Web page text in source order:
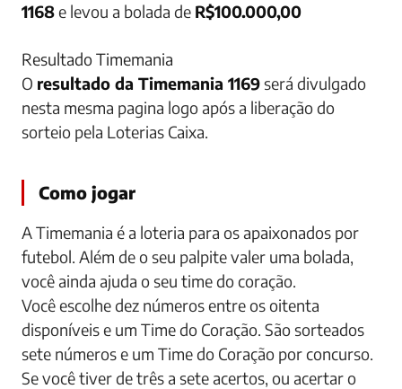
1168e levou a bolada de R$100.000,00
Resultado Timemania
O resultado da Timemania 1169será divulgado
nesta mesma pagina logo após a liberação do
sorteio pela Loterias Caixa.
Como jogar
A Timemania é a loteria para os apaixonados por
futebol. Além de o seu palpite valer uma bolada,
você ainda ajuda o seu time do coração.
Você escolhe dez números entre os oitenta
disponíveis e um Time do Coração. São sorteados
sete números e um Time do Coração por concurso.
Se você tiver de três a sete acertos, ou acertar o